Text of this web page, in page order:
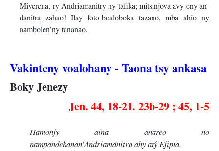
Miverena, ry Andriamanitry ny tafika; mitsinjova avy eny an-
danitra zahao! Ilay foto-boaloboka tazano, mba ahio ny
nambolen’ny tananao.
Vakinteny voalohany - Taona tsy ankasa
Boky Jenezy
Jen. 44, 18-21. 23b-29 ; 45, 1-5
Hamonjy aina anareo no
nampandehanan’Andriamanitra ahy atý Ejipta.